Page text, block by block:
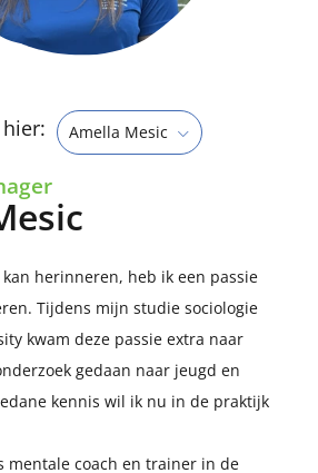
Amella Mesic
herinneren, heb ik een passie
Tijdens mijn studie sociologie
kwam deze passie extra naar
gedaan naar jeugd en
kennis wil ik nu in de praktijk
mentale coach en trainer in de